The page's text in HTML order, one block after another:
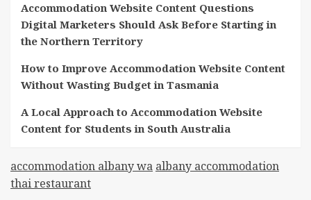
Accommodation Website Content Questions
Digital Marketers Should Ask Before Starting in
the Northern Territory
How to Improve Accommodation Website Content
Without Wasting Budget in Tasmania
A Local Approach to Accommodation Website
Content for Students in South Australia
accommodation albany wa albany accommodation
thai restaurant